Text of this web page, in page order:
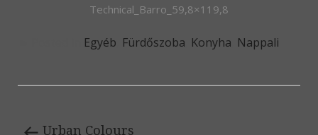
Technical_Barro_59,8×119,8
Egyéb Fürdőszoba Konyha Nappali
Urban Colours